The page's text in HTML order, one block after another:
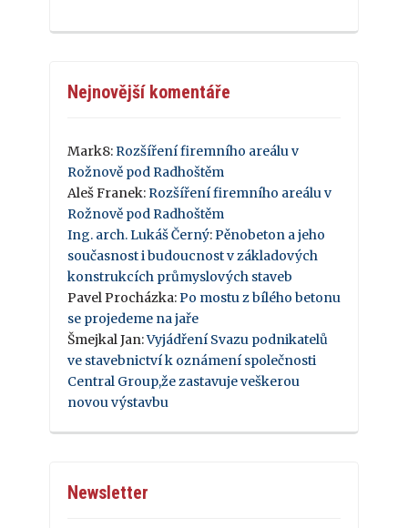
Nejnovější komentáře
Mark8:Rozšíření firemního areálu v
Rožnově pod Radhoštěm
Aleš Franek:Rozšíření firemního areálu v
Rožnově pod Radhoštěm
Ing. arch. Lukáš Černý:Pěnobeton a jeho
současnost i budoucnost v základových
konstrukcích průmyslových staveb
Pavel Procházka:Po mostu z bílého betonu
se projedeme na jaře
Šmejkal Jan:Vyjádření Svazu podnikatelů
ve stavebnictví k oznámení společnosti
Central Group,že zastavuje veškerou
novou výstavbu
Newsletter